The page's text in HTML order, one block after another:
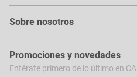
Sobre nosotros
Promociones y novedades
Entérate primero de lo último en